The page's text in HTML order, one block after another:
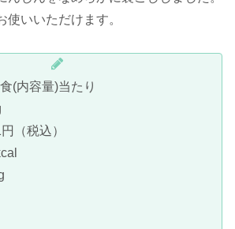
いいただけます。
(内容量)当たり
（税込）